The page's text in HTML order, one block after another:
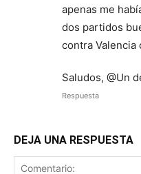
apenas me
dos partidos
contra Valencia
Saludos, @Un
Respuesta
DEJA UNA RESPUESTA